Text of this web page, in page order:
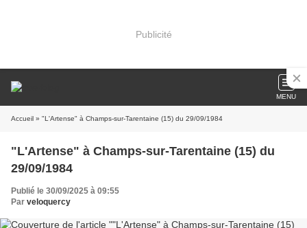
Publicité
MENU
Accueil » "L'Artense" à Champs-sur-Tarentaine (15) du 29/09/1984
"L'Artense" à Champs-sur-Tarentaine (15) du
29/09/1984
Publié le 30/09/2025 à 09:55
Par veloquercy